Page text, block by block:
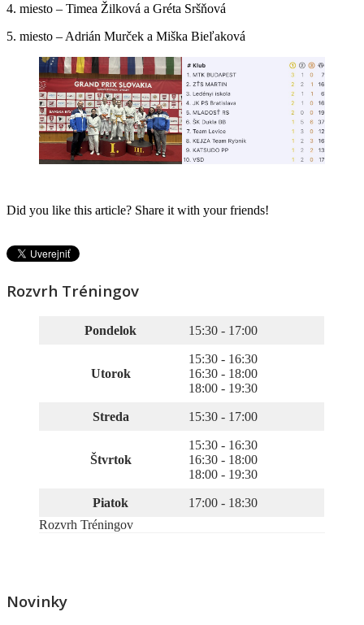
4. miesto – Timea Žilková a Gréta Sršňová
5. miesto – Adrián Murček a Miška Bieľaková
Did you like this article? Share it with your friends!
Rozvrh Tréningov
Pondelok 15:30 - 17:00
Utorok
15:30 - 16:30
16:30 - 18:00
18:00 - 19:30
Streda 15:30 - 17:00
Štvrtok
15:30 - 16:30
16:30 - 18:00
18:00 - 19:30
Piatok
17:00 - 18:30
Rozvrh Tréningov
Novinky